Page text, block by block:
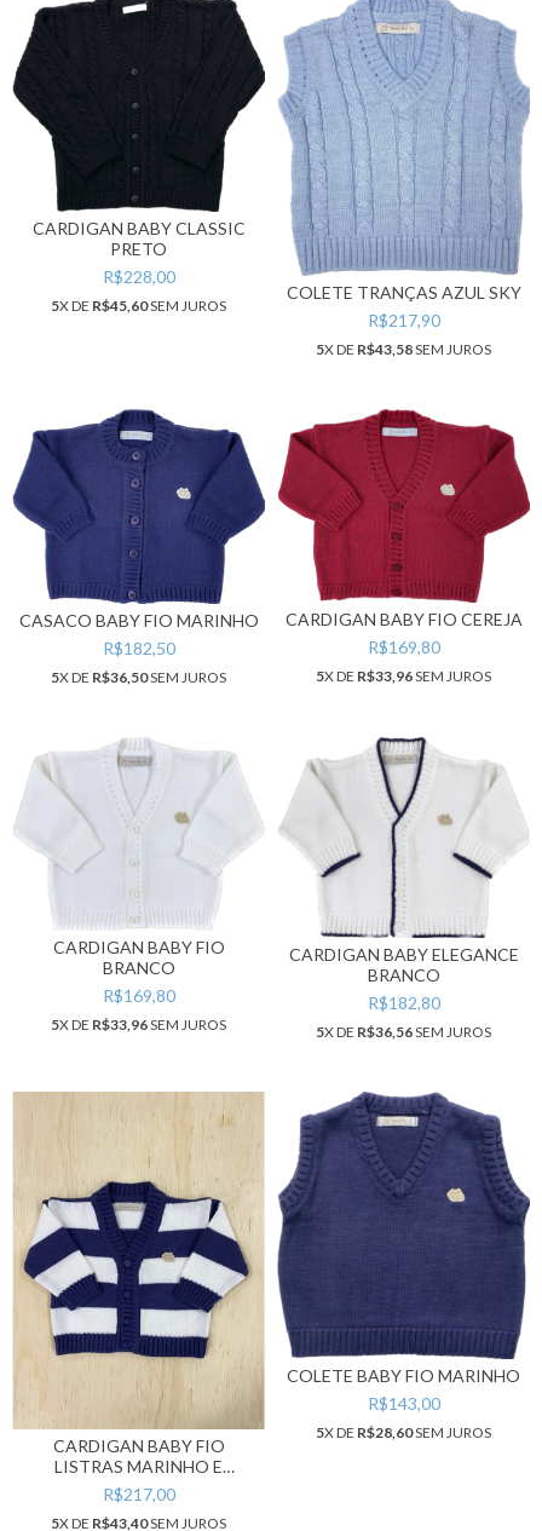
CARDIGAN BABY CLASSIC
PRETO
R$228,00
5X DE R$45,60SEM JUROS
COLETE TRANÇAS AZUL SKY
R$217,90
5X DE R$43,58SEM JUROS
CASACO BABY FIO MARINHO
R$182,50
5X DE R$36,50SEM JUROS
CARDIGAN BABY FIO CEREJA
R$169,80
5X DE R$33,96SEM JUROS
CARDIGAN BABY FIO
BRANCO
R$169,80
5X DE R$33,96SEM JUROS
CARDIGAN BABY ELEGANCE
BRANCO
R$182,80
5X DE R$36,56SEM JUROS
CARDIGAN BABY FIO
LISTRAS MARINHO E
BRANCO
R$217,00
5X DE R$43,40SEM JUROS
COLETE BABY FIO MARINHO
R$143,00
5X DE R$28,60SEM JUROS